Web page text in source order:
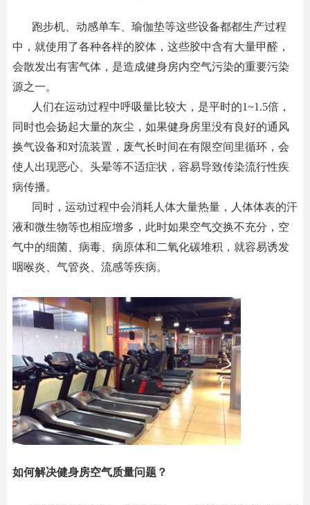
跑步机、动感单车、瑜伽垫等这些设备都都生产过程
中，就使用了各种各样的胶体，这些胶中含有大量甲醛，
会散发出有害气体，是造成健身房内空气污染的重要污染
源之一。
人们在运动过程中呼吸量比较大，是平时的1~1.5倍，
同时也会扬起大量的灰尘，如果健身房里没有良好的通风
换气设备和对流装置，废气长时间在有限空间里循环，会
使人出现恶心、头晕等不适症状，容易导致传染流行性疾
病传播。
同时，运动过程中会消耗人体大量热量，人体体表的汗
液和微生物等也相应增多，此时如果空气交换不充分，空
气中的细菌、病毒、病原体和二氧化碳堆积，就容易诱发
咽喉炎、气管炎、流感等疾病。
如何解决健身房空气质量问题？